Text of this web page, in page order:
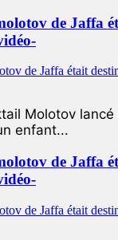
de Jaffa
Molotov lancé
enfant...
de Jaffa